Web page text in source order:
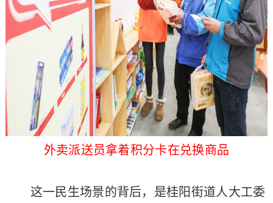
外卖派送员拿着积分卡在兑换商品
这一民生场景的背后，是桂阳街道人大工委